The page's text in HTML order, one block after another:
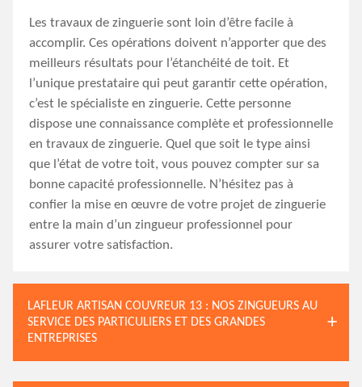
Les travaux de zinguerie sont loin d’être facile à
accomplir. Ces opérations doivent n’apporter que des
meilleurs résultats pour l’étanchéité de toit. Et
l’unique prestataire qui peut garantir cette opération,
c’est le spécialiste en zinguerie. Cette personne
dispose une connaissance complète et professionnelle
en travaux de zinguerie. Quel que soit le type ainsi
que l’état de votre toit, vous pouvez compter sur sa
bonne capacité professionnelle. N’hésitez pas à
confier la mise en œuvre de votre projet de zinguerie
entre la main d’un zingueur professionnel pour
assurer votre satisfaction.
LAFLEUR ARTISAN COUVREUR 13 : NOS ZINGUEURS AU
SERVICE DES PARTICULIERS ET DES GRANDES
ENTREPRISES